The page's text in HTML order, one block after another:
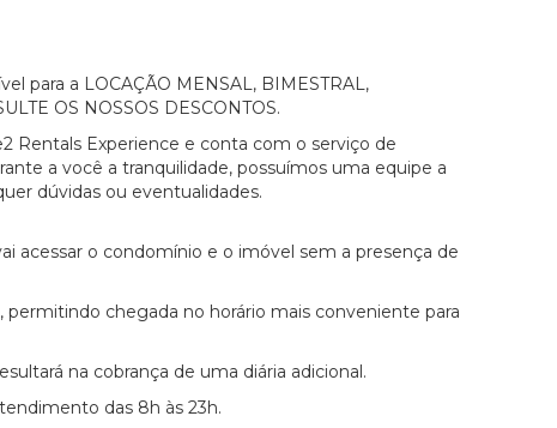
para a LOCAÇÃO MENSAL, BIMESTRAL,
OS NOSSOS DESCONTOS.
Rentals Experience e conta com o serviço de
a você a tranquilidade, possuímos uma equipe a
dúvidas ou eventualidades.
acessar o condomínio e o imóvel sem a presença de
permitindo chegada no horário mais conveniente para
na cobrança de uma diária adicional.
das 8h às 23h.